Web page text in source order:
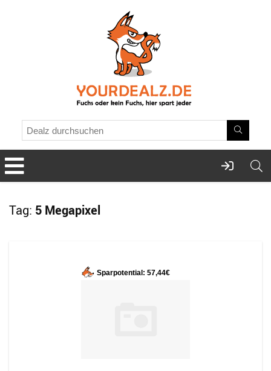
Tag: 5 Megapixel
Sparpotential: 57,44€